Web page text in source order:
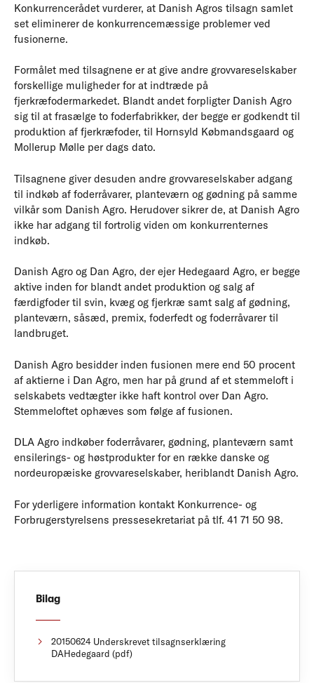
Konkurrencerådet vurderer, at Danish Agros tilsagn samlet
set eliminerer de konkurrencemæssige problemer ved
fusionerne.
Formålet med tilsagnene er at give andre grovvareselskaber
forskellige muligheder for at indtræde på
fjerkræfodermarkedet. Blandt andet forpligter Danish Agro
sig til at frasælge to foderfabrikker, der begge er godkendt til
produktion af fjerkræfoder, til Hornsyld Købmandsgaard og
Mollerup Mølle per dags dato.
Tilsagnene giver desuden andre grovvareselskaber adgang
til indkøb af foderråvarer, planteværn og gødning på samme
vilkår som Danish Agro. Herudover sikrer de, at Danish Agro
ikke har adgang til fortrolig viden om konkurrenternes
indkøb.
Danish Agro og Dan Agro, der ejer Hedegaard Agro, er begge
aktive inden for blandt andet produktion og salg af
færdigfoder til svin, kvæg og fjerkræ samt salg af gødning,
planteværn, såsæd, premix, foderfedt og foderråvarer til
landbruget.
Danish Agro besidder inden fusionen mere end 50 procent
af aktierne i Dan Agro, men har på grund af et stemmeloft i
selskabets vedtægter ikke haft kontrol over Dan Agro.
Stemmeloftet ophæves som følge af fusionen.
DLA Agro indkøber foderråvarer, gødning, planteværn samt
ensilerings- og høstprodukter for en række danske og
nordeuropæiske grovvareselskaber, heriblandt Danish Agro.
For yderligere information kontakt Konkurrence- og
Forbrugerstyrelsens pressesekretariat på tlf. 41 71 50 98.
Bilag
20150624 Underskrevet tilsagnserklæring
DAHedegaard (pdf)